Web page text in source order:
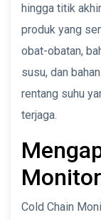
hingga titik
produk yang
obat-obatan,
susu, dan
rentang suhu
terjaga.
Cold Chain